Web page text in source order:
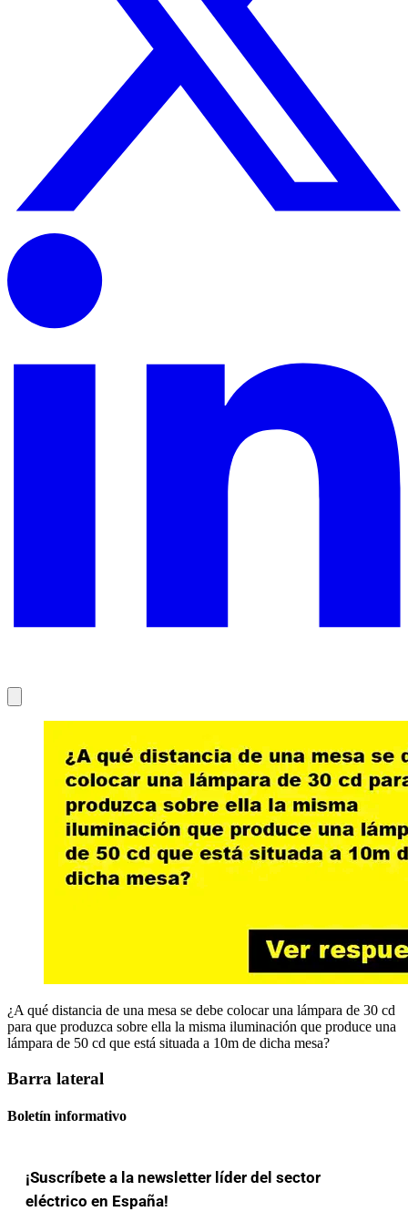
¿A qué distancia de una mesa se debe colocar una lámpara de 30 cd
para que produzca sobre ella la misma iluminación que produce una
lámpara de 50 cd que está situada a 10m de dicha mesa?
Barra lateral
Boletín informativo
¡Suscríbete a la newsletter líder del sector
eléctrico en España!